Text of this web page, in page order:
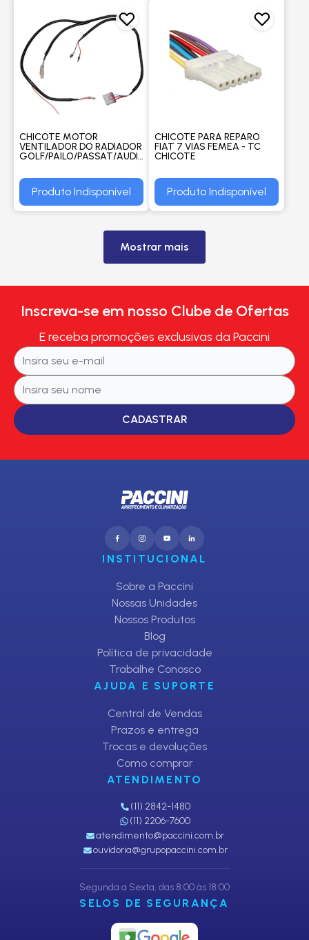
CHICOTE MOTOR
VENTILADOR DO RADIADOR
GOLF/PAILO/PASSAT/AUDI/CORDOBA/IBIZA
19/2 - TC CHICOTE
Produto Indisponível
CHICOTE PARA REPARO
FIAT 7 VIAS FEMEA - TC
CHICOTE
Produto Indisponível
Mostrar mais
Inscreva-se em nosso Clube de Ofertas
E receba promoções exclusivas da Paccini
CADASTRAR
INSTITUCIONAL
Sobre a Paccini
Nossas Unidades
Nossos Produtos
Blog
Política de privacidade
Trabalhe Conosco
AJUDA E SUPORTE
Central de Vendas
Prazos e entrega
Trocas e devoluções
Como comprar
ATENDIMENTO
(11) 2842-1480
(11) 2206-7600
atendimento@paccini.com.br
ouvidoria@grupopaccini.com.br
Segunda a Sexta, das 8:00 às 18:00
SELOS DE SEGURANÇA